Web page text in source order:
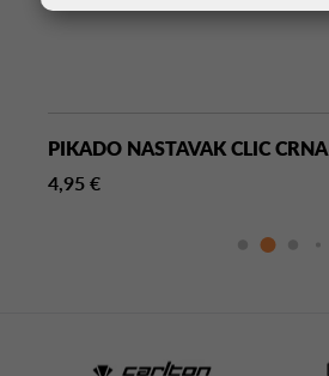
PIKADO NASTAVAK CLIC CRNA
4,95 €